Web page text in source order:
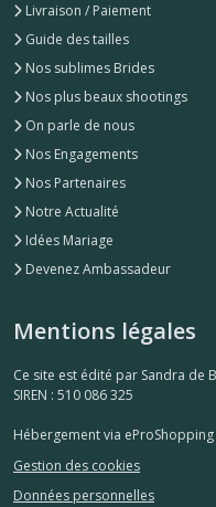
Livraison / Paiement
Guide des tailles
Nos sublimes Brides
Nos plus beaux shootings
On parle de nous
Nos Engagements
Nos Partenaires
Notre Actualité
Idées Mariage
Devenez Ambassadeur
Mentions légales
Ce site est édité par Sandra de
SIREN : 510 086 325
Hébergement via eProShopping
Gestion des cookies
Données personnelles